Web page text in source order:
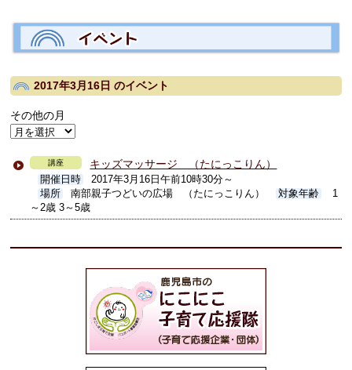
2017年3月16日のイベント
その他の月
講座 キッズマッサージ （たにっこりん）
開催日時
2017年3月16日午前10時30分～
場所
南部親子つどいの広場 （たにっこりん） 対象年齢
1
～2歳 3～5歳